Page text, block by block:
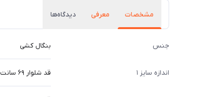
مشخصات معرفی دیدگاه‌ها
جنس بنگال کشی
اندازه سایز ۱ قد شلوار ۶۹ سانت